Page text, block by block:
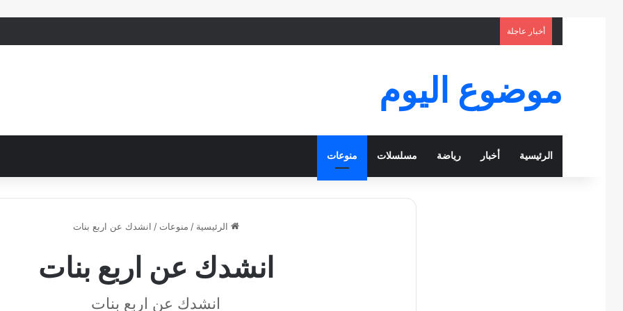
أخبار عاجلة
موضوع اليوم
الرئيسية أخبار رياضة مسلسلات منوعات
الرئيسية / منوعات / انشدك عن اربع بنات
انشدك عن اربع بنات
انشدك عن اربع بنات